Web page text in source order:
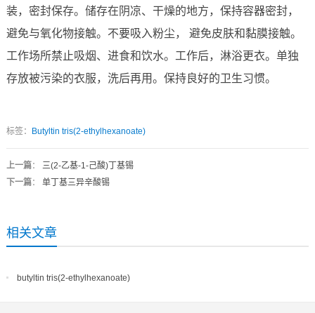
装，密封保存。储存在阴凉、干燥的地方，保持容器密封，
避免与氧化物接触。不要吸入粉尘， 避免皮肤和黏膜接触。
工作场所禁止吸烟、进食和饮水。工作后，淋浴更衣。单独
存放被污染的衣服，洗后再用。保持良好的卫生习惯。
标签： Butyltin tris(2-ethylhexanoate)
上一篇： 三(2-乙基-1-己酸)丁基锡
下一篇： 单丁基三异辛酸锡
相关文章
butyltin tris(2-ethylhexanoate)